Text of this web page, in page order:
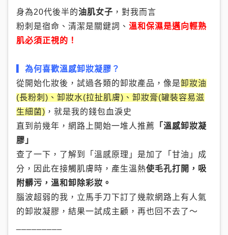
身為20代後半的油肌女子 ，對我而言
粉刺是宿命、清潔是關鍵詞、 溫和保濕是邁向輕熟
肌必須正視的！
▎為何喜歡溫感卸妝凝膠？
從開始化妝後，試過各類的卸妝產品，像是卸妝油
(長粉刺)、卸妝水(拉扯肌膚)、卸妝膏(罐裝容易滋
生細菌) ，就是我的錢包血淚史
直到前幾年，網路上開始一堆人推薦
「溫感卸妝凝
膠」
查了一下，了解到「溫感原理」是加了「甘油」成
分，因此在接觸肌膚時，產生溫熱使毛孔打開，吸
附髒污，溫和卸除彩妝。
腦波超弱的我，立馬手刀下訂了幾款網路上有人氣
的卸妝凝膠，結果一試成主顧，再也回不去了～